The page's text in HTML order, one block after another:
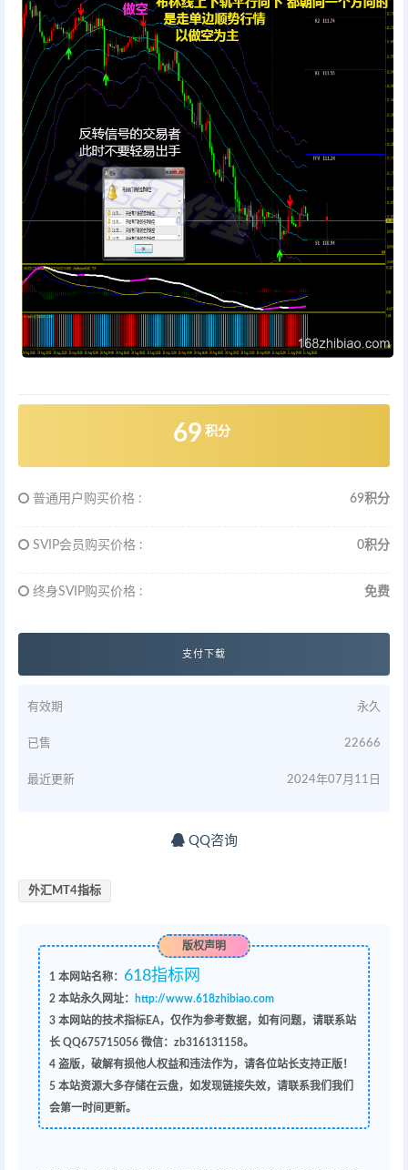
69 积分
普通用户购买价格 : 69积分
SVIP会员购买价格 : 0积分
终身SVIP购买价格 : 免费
支付下载
有效期 永久
已售 22666
最近更新 2024年07月11日
QQ咨询
外汇MT4指标
版权声明
1 本网站名称： 618指标网
2本站永久网址：
http://www.618zhibiao.com
3本网站的技术指标EA，仅作为参考数据，如有问题，请联系站
长 QQ675715056 微信：zb316131158。
4盗版，破解有损他人权益和违法作为，请各位站长支持正版！
5本站资源大多存储在云盘，如发现链接失效，请联系我们我们
会第一时间更新。